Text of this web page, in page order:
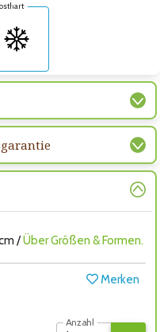
/Über Größen & Formen.
Merken
Anzahl